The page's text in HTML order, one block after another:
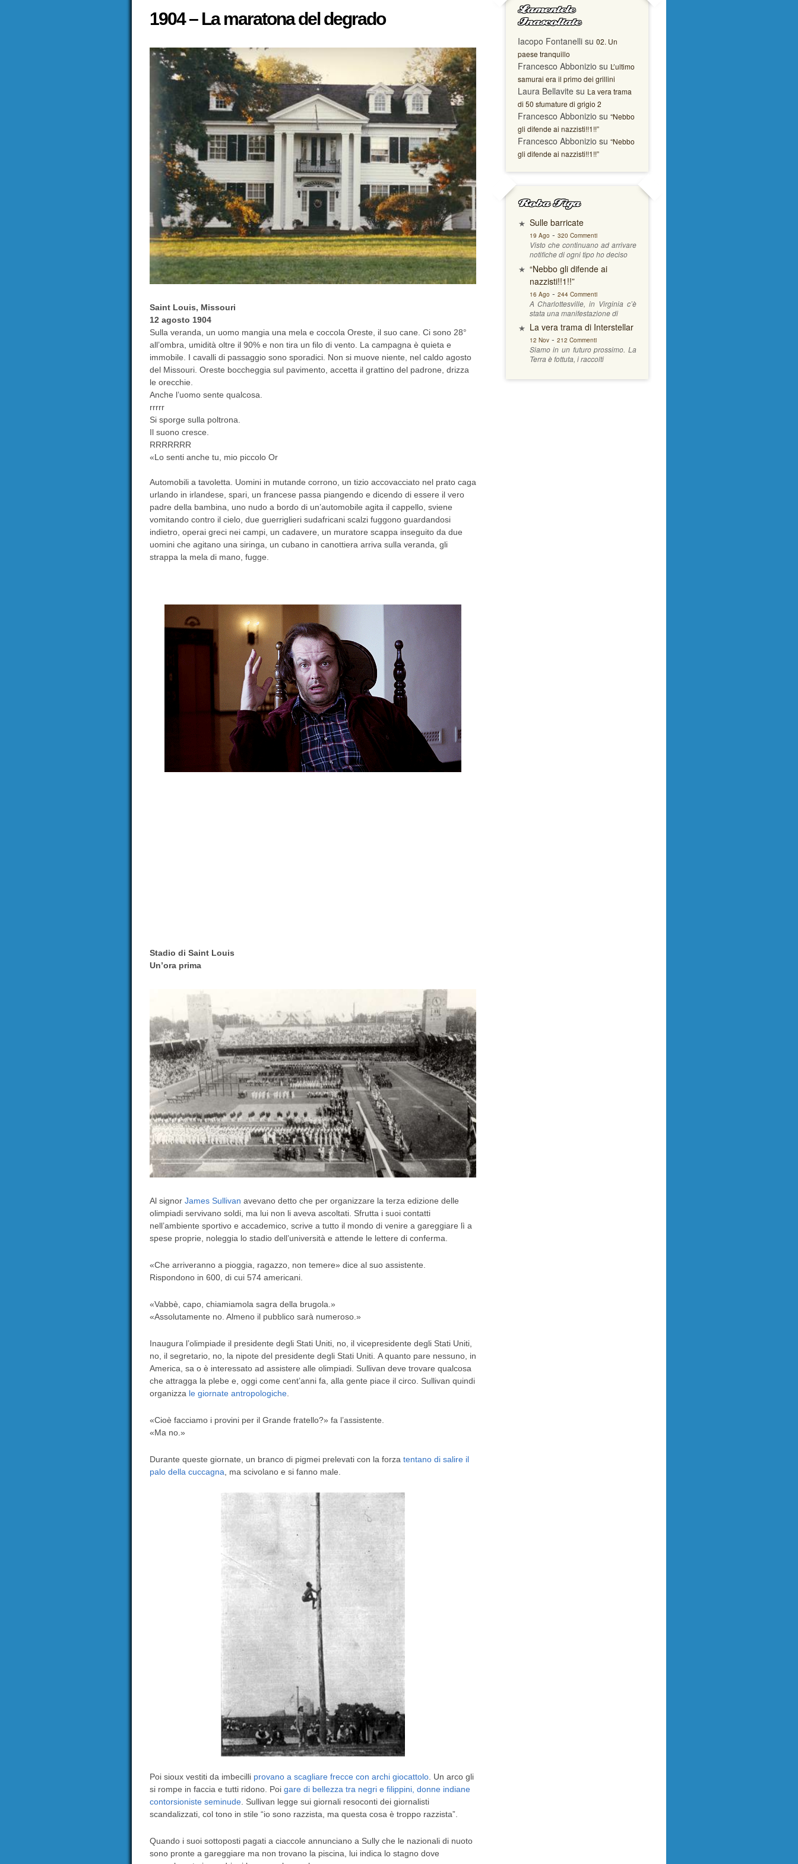
1904 – La maratona del degrado
Saint Louis, Missouri
12 agosto 1904
Sulla veranda, un uomo mangia una mela e coccola Oreste, il suo cane. Ci sono 28°
all’ombra, umidità oltre il 90% e non tira un filo di vento. La campagna è quieta e
immobile. I cavalli di passaggio sono sporadici. Non si muove niente, nel caldo agosto
del Missouri. Oreste boccheggia sul pavimento, accetta il grattino del padrone, drizza
le orecchie.
Anche l’uomo sente qualcosa.
rrrrr
Si sporge sulla poltrona.
Il suono cresce.
RRRRRRR
«Lo senti anche tu, mio piccolo Or
Automobili a tavoletta. Uomini in mutande corrono, un tizio accovacciato nel prato caga
urlando in irlandese, spari, un francese passa piangendo e dicendo di essere il vero
padre della bambina, uno nudo a bordo di un’automobile agita il cappello, sviene
vomitando contro il cielo, due guerriglieri sudafricani scalzi fuggono guardandosi
indietro, operai greci nei campi, un cadavere, un muratore scappa inseguito da due
uomini che agitano una siringa, un cubano in canottiera arriva sulla veranda, gli
strappa la mela di mano, fugge.
Stadio di Saint Louis
Un’ora prima
Al signor James Sullivan avevano detto che per organizzare la terza edizione delle
olimpiadi servivano soldi, ma lui non li aveva ascoltati. Sfrutta i suoi contatti
nell’ambiente sportivo e accademico, scrive a tutto il mondo di venire a gareggiare lì a
spese proprie, noleggia lo stadio dell’università e attende le lettere di conferma.
«Che arriveranno a pioggia, ragazzo, non temere» dice al suo assistente.
Rispondono in 600, di cui 574 americani.
«Vabbè, capo, chiamiamola sagra della brugola.»
«Assolutamente no. Almeno il pubblico sarà numeroso.»
Inaugura l’olimpiade il presidente degli Stati Uniti, no, il vicepresidente degli Stati Uniti,
no, il segretario, no, la nipote del presidente degli Stati Uniti. A quanto pare nessuno, in
America, sa o è interessato ad assistere alle olimpiadi. Sullivan deve trovare qualcosa
che attragga la plebe e, oggi come cent’anni fa, alla gente piace il circo. Sullivan quindi
organizza le giornate antropologiche
«Cioè facciamo i provini per il Grande fratello?» fa l’assistente.
«Ma no.»
Durante queste giornate, un branco di pigmei prelevati con la forza tentano di salire il
palo della cuccagna , ma scivolano e si fanno male.
Poi sioux vestiti da imbecilli provano a scagliare frecce con archi giocattolo . Un arco gli
si rompe in faccia e tutti ridono. Poi gare di bellezza tra negri e filippini, donne indiane
contorsioniste seminude . Sullivan legge sui giornali resoconti dei giornalisti
scandalizzati, col tono in stile “io sono razzista, ma questa cosa è troppo razzista”.
Quando i suoi sottoposti pagati a ciaccole annunciano a Sully che le nazionali di nuoto
sono pronte a gareggiare ma non trovano la piscina, lui indica lo stagno dove
Lamentele
Inascoltate
Iacopo Fontanelli su 02. Un
paese tranquillo
Francesco Abbonizio su L’ultimo
samurai era il primo dei grillini
Laura Bellavite su La vera trama
di 50 sfumature di grigio 2
Francesco Abbonizio su “Nebbo
gli difende ai nazzisti!!1!!”
Francesco Abbonizio su “Nebbo
gli difende ai nazzisti!!1!!”
Roba Figa
Sulle barricate
19 Ago - 320 Commenti
Visto che continuano ad arrivare
notifiche di ogni tipo ho deciso
“Nebbo gli difende ai
nazzisti!!1!!”
16 Ago - 244 Commenti
A Charlottesville, in Virginia c’è
stata una manifestazione di
La vera trama di Interstellar
12 Nov- 212 Commenti
Siamo in un futuro prossimo. La
Terra è fottuta, i raccolti